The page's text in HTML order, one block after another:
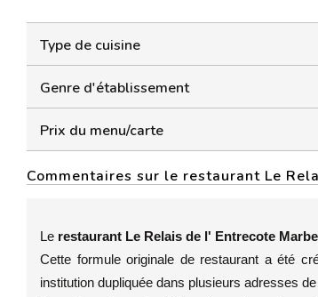
Type de cuisine
Genre d'établissement
Prix du menu/carte
Commentaires sur le restaurant Le
Le restaurant Le Relais de l' Entrecote
Cette formule originale de restaurant a été
institution dupliquée dans plusieurs adresses